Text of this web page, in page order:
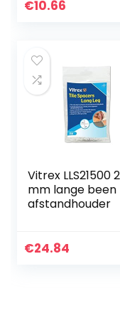
€10.66
Vitrex LLS21500 2
mm lange been
afstandhouder
€24.84